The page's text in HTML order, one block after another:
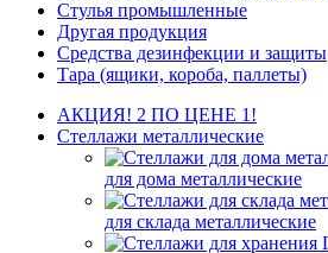
Стулья промышленные
Другая продукция
Средства дезинфекции и защиты
Тара (ящики, короба, паллеты)
АКЦИЯ! 2 ПО ЦЕНЕ 1!
Стеллажи металлические
для дома металлические
для склада металлические